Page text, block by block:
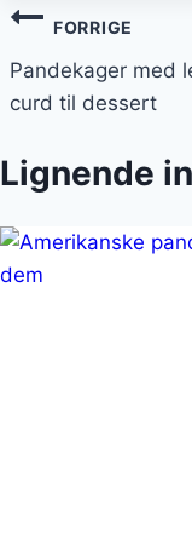
FORRIGE
Pandekager med
curd til dessert
Lignende